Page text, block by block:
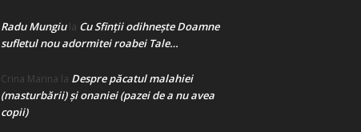
Radu Mungiula Cu Sfinții odihnește Doamne
sufletul nou adormitei roabei Tale…
Crina Marina la Despre păcatul malahiei
(masturbării) şi onaniei (pazei de a nu avea
copii)